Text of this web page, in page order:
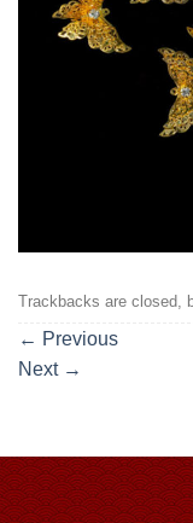
Trackbacks are closed,
← Previous
Next →